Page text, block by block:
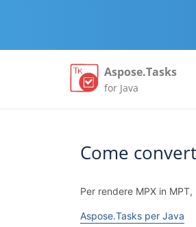
Aspose.Tasks
for Java
Come
Per rendere MPX in MPT,
Aspose.Tasks per Java